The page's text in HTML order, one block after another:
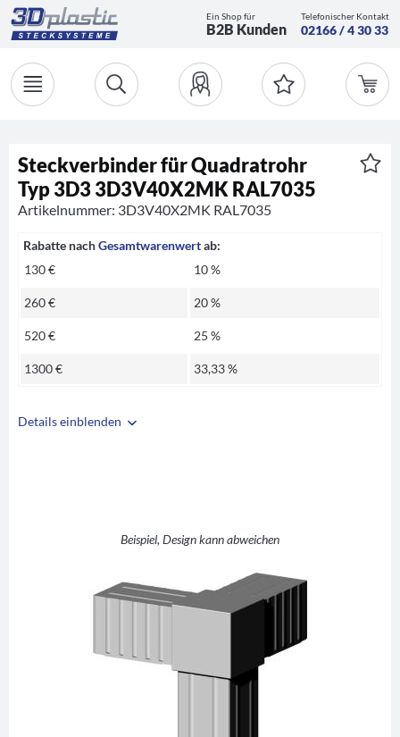
Ein Shop für
B2B Kunden
Telefonischer Kontakt
02166 / 4 30 33
Details einblenden
L +1 (Winkel mitBeispiel, Design kann abweichen
Steckverbinder für Quadratrohr
Typ 3D3 3D3V40X2MK RAL7035
Artikelnummer: 3D3V40X2MK RAL7035
Rabatte nachGesamtwarenwertab:
130 €
10 %
260 € 20 %
520 € 25 %
1300 € 33,33 %